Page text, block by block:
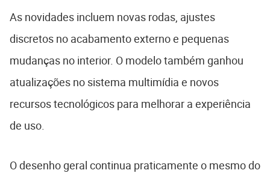
As novidades incluem novas rodas, ajustes
discretos no acabamento externo e pequenas
mudanças no interior. O modelo também ganhou
atualizações no sistema multimídia e novos
recursos tecnológicos para melhorar a experiência
de uso.
O desenho geral continua praticamente o mesmo do